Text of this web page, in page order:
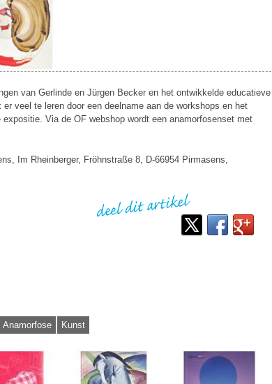
van Gerlinde en Jürgen Becker en het ontwikkelde educatieve
veel te leren door een deelname aan de workshops en het
Via de OF webshop wordt een anamorfosenset met
Im Rheinberger, Fröhnstraße 8, D-66954 Pirmasens,
Anamorfose‎ Kunst